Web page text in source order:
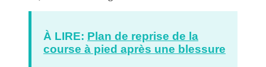
À LIRE: Plan de reprise de la
course à pied après une blessure